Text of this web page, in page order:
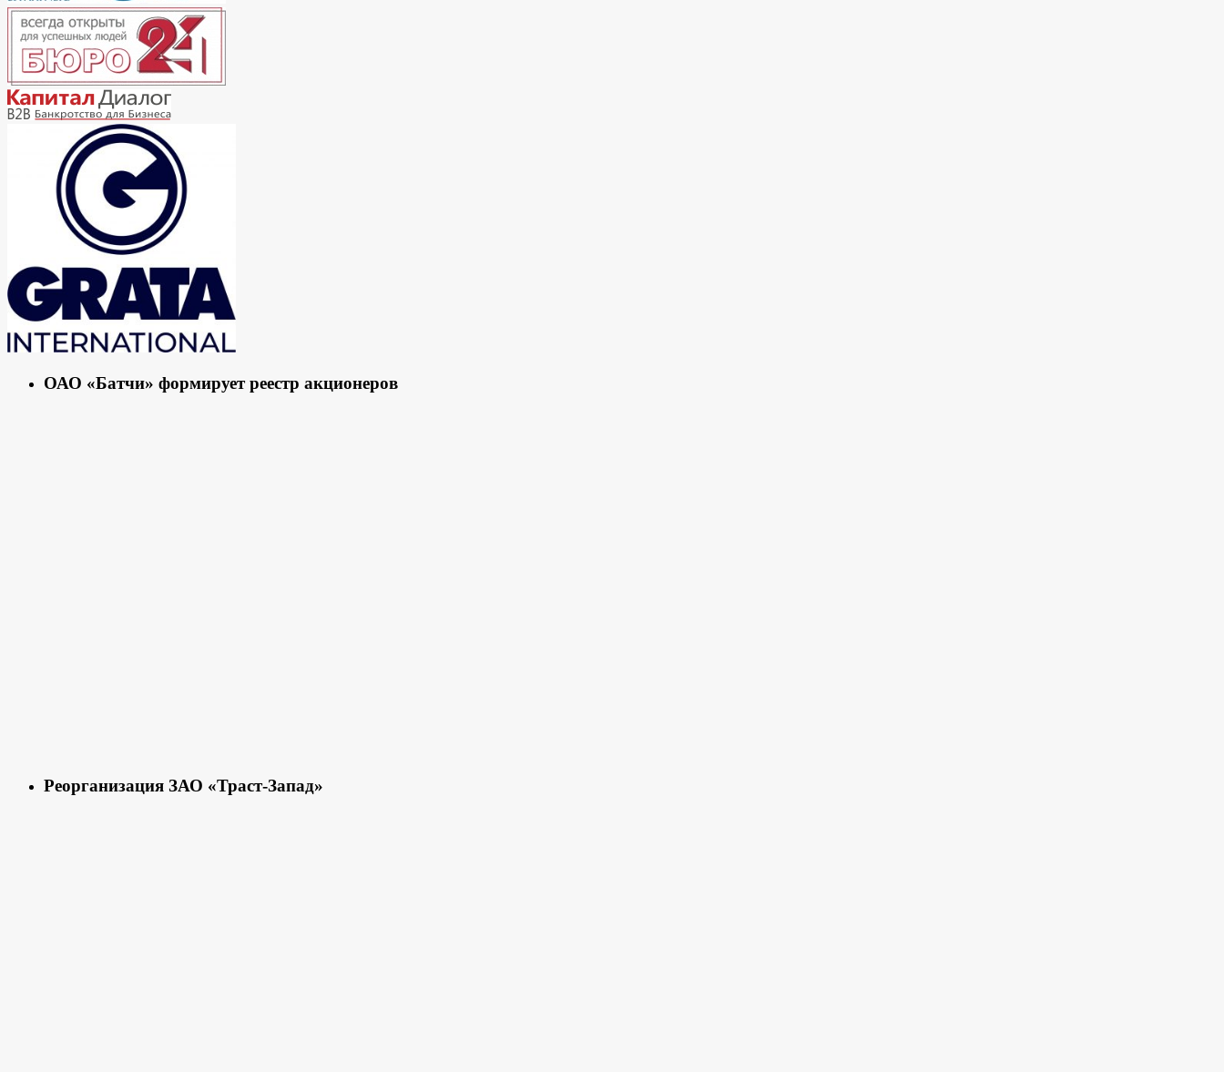
ОАО «Батчи» формирует реестр акционеров
Реорганизация ЗАО «Траст-Запад»